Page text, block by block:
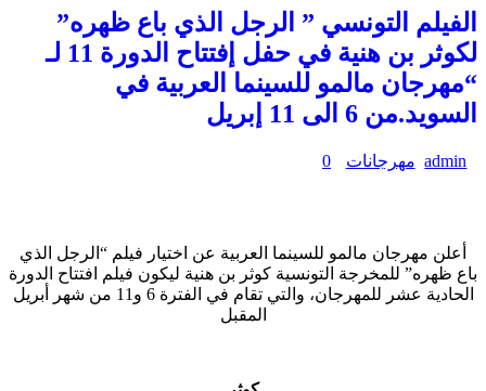
الفيلم التونسي ” الرجل الذي باع ظهره”
لكوثر بن هنية في حفل إفتتاح الدورة 11 لـ
“مهرجان مالمو للسينما العربية في
السويد.من 6 الى 11 إبريل
admin مهرجانات 0
أعلن مهرجان مالمو للسينما العربية عن اختيار فيلم “الرجل الذي
باع ظهره” للمخرجة التونسية كوثر بن هنية ليكون فيلم افتتاح الدورة
الحادية عشر للمهرجان، والتي تقام في الفترة 6 و11 من شهر أبريل
المقبل